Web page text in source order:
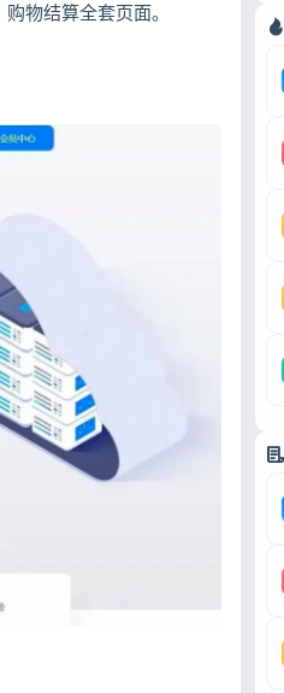
物结算全套页面。